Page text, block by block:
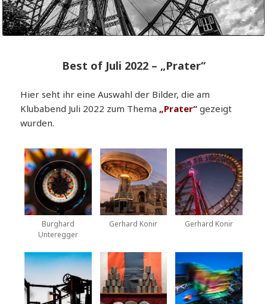
Best of Juli 2022 – „Prater“
Hier seht ihr eine Auswahl der Bilder, die am
Klubabend Juli 2022 zum Thema „Prater“gezeigt
wurden.
Burghard
Unteregger
Gerhard Konir Gerhard Konir